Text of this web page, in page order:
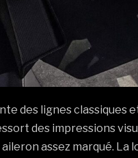
des lignes classiques
des impressions
assez marqué. La